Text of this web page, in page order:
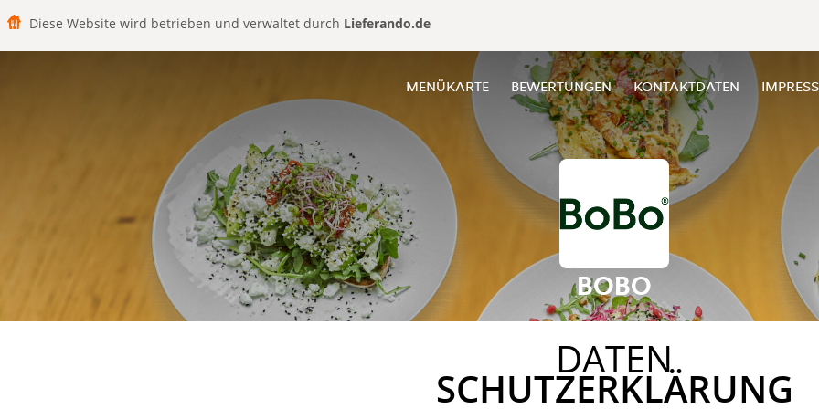
Diese Website wird betrieben und verwaltet durch Lieferando.de
MENÜKARTE BEWERTUNGEN KONTAKTDATEN
BOBO
DATEN
SCHUTZERKLÄRUNG